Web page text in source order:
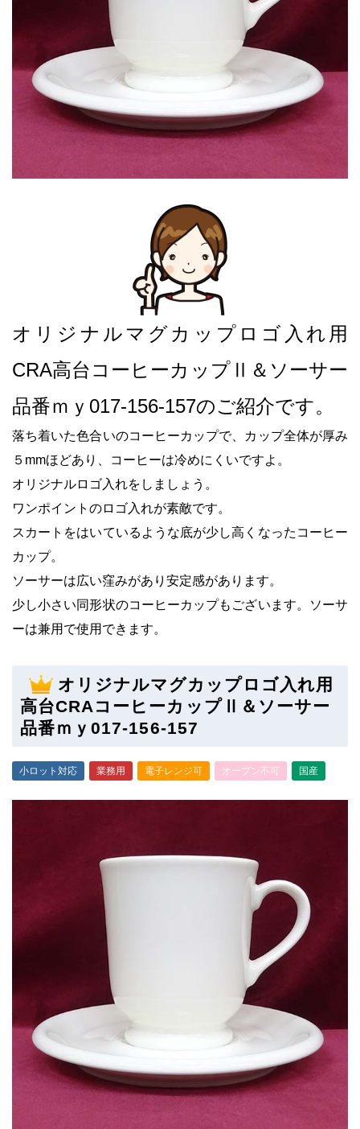
オリジナルマグカップロゴ入れ用
CRA高台コーヒーカップⅡ＆ソーサー
品番ｍｙ017-156-157のご紹介です。
落ち着いた色合いのコーヒーカップで、カップ全体が厚み
５mmほどあり、コーヒーは冷めにくいですよ。
オリジナルロゴ入れをしましょう。
ワンポイントのロゴ入れが素敵です。
スカートをはいているような底が少し高くなったコーヒー
カップ。
ソーサーは広い窪みがあり安定感があります。
少し小さい同形状のコーヒーカップもございます。ソーサ
ーは兼用で使用できます。
オリジナルマグカップロゴ入れ用
高台CRAコーヒーカップⅡ＆ソーサー
品番ｍｙ017-156-157
小ロット対応 業務用 電子レンジ可 オーブン不可 国産